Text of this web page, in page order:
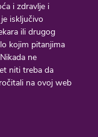
i zdravlje i
isključivo
ili drugog
kojim pitanjima
ne
niti treba da
na ovoj web